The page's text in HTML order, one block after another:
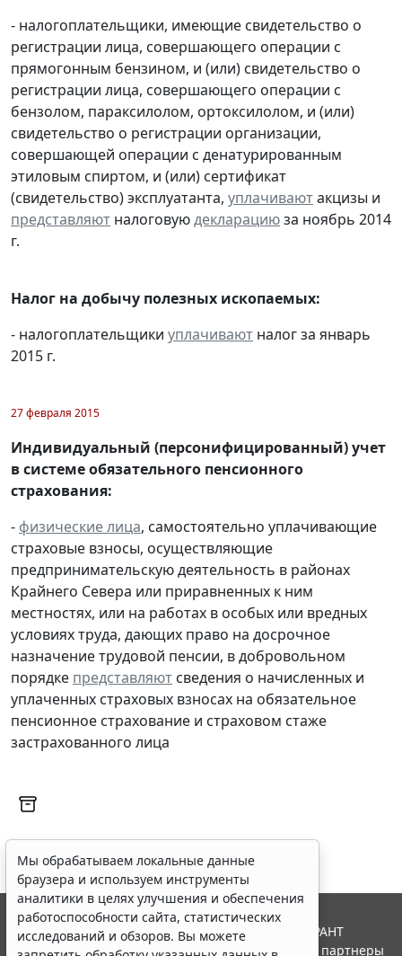
- налогоплательщики, имеющие свидетельство о
регистрации лица, совершающего операции с
прямогонным бензином, и (или) свидетельство о
регистрации лица, совершающего операции с
бензолом, параксилолом, ортоксилолом, и (или)
свидетельство о регистрации организации,
совершающей операции с денатурированным
этиловым спиртом, и (или) сертификат
(свидетельство) эксплуатанта, уплачиваютакцизы и
представляют налоговуюдекларациюза ноябрь 2014
г.
Налог на добычу полезных ископаемых:
- налогоплательщики уплачивают налог за январь
2015 г.
27 февраля 2015
Индивидуальный (персонифицированный) учет
в системе обязательного пенсионного
страхования:
- физические лица, самостоятельно уплачивающие
страховые взносы, осуществляющие
предпринимательскую деятельность в районах
Крайнего Севера или приравненных к ним
местностях, или на работах в особых или вредных
условиях труда, дающих право на досрочное
назначение трудовой пенсии, в добровольном
порядке представляют сведения о начисленных и
уплаченных страховых взносах на обязательное
пенсионное страхование и страховом стаже
застрахованного лица
Мы обрабатываем локальные данные
браузера и используем инструменты
аналитики в целях улучшения и обеспечения
работоспособности сайта, статистических
исследований и обзоров. Вы можете
© ООО "НПП "ГАРАНТ-СЕРВИС", 2026. Система ГАРАНТ
выпускается с 1990 года. Компания "Гарант" и ее партнеры